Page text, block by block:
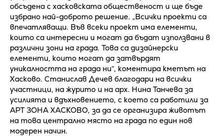
обсъдена с хасковската общественост и ще бъде
избрано най-доброто решение. „Всички проекти са
впечатляващи. Във всеки проект има елементи,
които са интересни и могат да бъдат използвани в
различни зони на града. Това са дизайнерски
елементи, които могат да затвърдят
уникалността на града ни“, коментира кметът на
Хасково. Станислав Дечев благодари на всички
участници, на журито и на арх. Нина Танчева за
усилията и вдъхновението, с което са работили за
АРТ ЗОНА ХАСКОВО, за да се организира животът
на това централно място на града по един нов
модерен начин.